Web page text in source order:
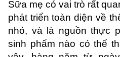
Sữa mẹ có vai trò rất
phát triển toàn diện về
nhỏ, và là nguồn thực
sinh phẩm nào có thể